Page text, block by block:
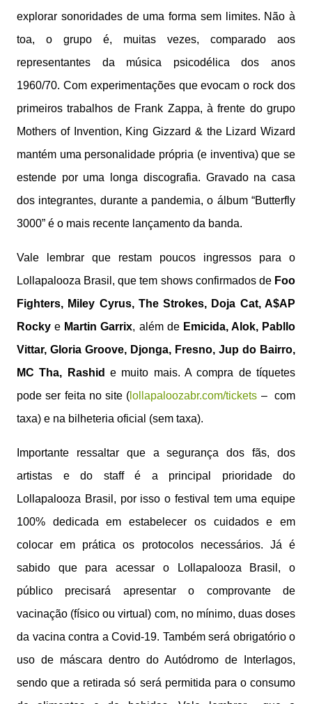
explorar sonoridades de uma forma sem limites. Não à
toa, o grupo é, muitas vezes, comparado aos
representantes da música psicodélica dos anos
1960/70. Com experimentações que evocam o rock dos
primeiros trabalhos de Frank Zappa, à frente do grupo
Mothers of Invention, King Gizzard & the Lizard Wizard
mantém uma personalidade própria (e inventiva) que se
estende por uma longa discografia. Gravado na casa
dos integrantes, durante a pandemia, o álbum “Butterfly
3000” é o mais recente lançamento da banda.
Vale lembrar que restam poucos ingressos para o
Lollapalooza Brasil, que tem shows confirmados de Foo
Fighters, Miley Cyrus, The Strokes, Doja Cat, A$AP
Rockye Martin Garrix, além de Emicida, Alok, Pabllo
Vittar, Gloria Groove, Djonga, Fresno, Jup do Bairro,
MC Tha, Rashid e muito mais. A compra de tíquetes
pode ser feita no site ( lollapaloozabr.com/tickets – com
taxa) e na bilheteria oficial (sem taxa).
Importante ressaltar que a segurança dos fãs, dos
artistas e do staff é a principal prioridade do
Lollapalooza Brasil, por isso o festival tem uma equipe
100% dedicada em estabelecer os cuidados e em
colocar em prática os protocolos necessários. Já é
sabido que para acessar o Lollapalooza Brasil, o
público precisará apresentar o comprovante de
vacinação (físico ou virtual) com, no mínimo, duas doses
da vacina contra a Covid-19. Também será obrigatório o
uso de máscara dentro do Autódromo de Interlagos,
sendo que a retirada só será permitida para o consumo